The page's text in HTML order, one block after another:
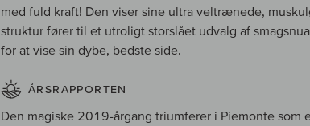
med fuld kraft! Den viser sine ultra veltrænede,
struktur fører til et utroligt storslået udvalg af
for at vise sin dybe, bedste side.
ÅRSRAPPORTEN
Den magiske 2019-årgang triumferer i Piemonte som